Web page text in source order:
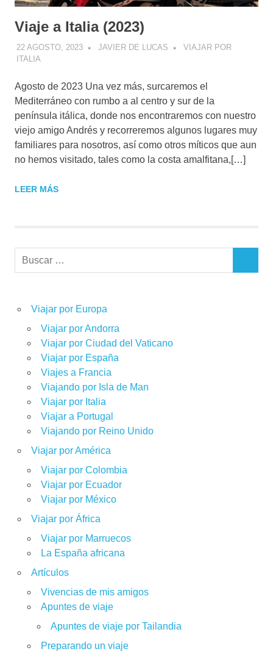
Viaje a Italia (2023)
22 AGOSTO, 2023 JAVIER DE LUCAS
VIAJAR POR
ITALIA
Agosto de 2023 Una vez más, surcaremos el
Mediterráneo con rumbo a al centro y sur de la
península itálica, donde nos encontraremos con nuestro
viejo amigo Andrés y recorreremos algunos lugares muy
familiares para nosotros, así como otros míticos que aun
no hemos visitado, tales como la costa amalfitana,[…]
LEER MÁS
Buscar:
Viajar por Europa
Viajar por Andorra
Viajar por Ciudad del Vaticano
Viajar por España
Viajes a Francia
Viajando por Isla de Man
Viajar por Italia
Viajar a Portugal
Viajando por Reino Unido
Viajar por América
Viajar por Colombia
Viajar por Ecuador
Viajar por México
Viajar por África
Viajar por Marruecos
La España africana
Artículos
Vivencias de mis amigos
Apuntes de viaje
Apuntes de viaje por Tailandia
Preparando un viaje